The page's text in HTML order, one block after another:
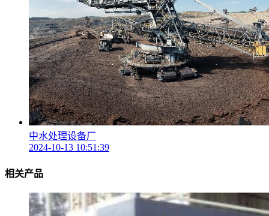
中水处理设备厂
2024-10-13 10:51:39
相关产品